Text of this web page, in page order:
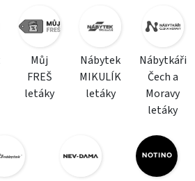
Můj
FREŠ
letáky
Nábytek
MIKULÍK
letáky
Nábytkáři
Čech a
Moravy
letáky